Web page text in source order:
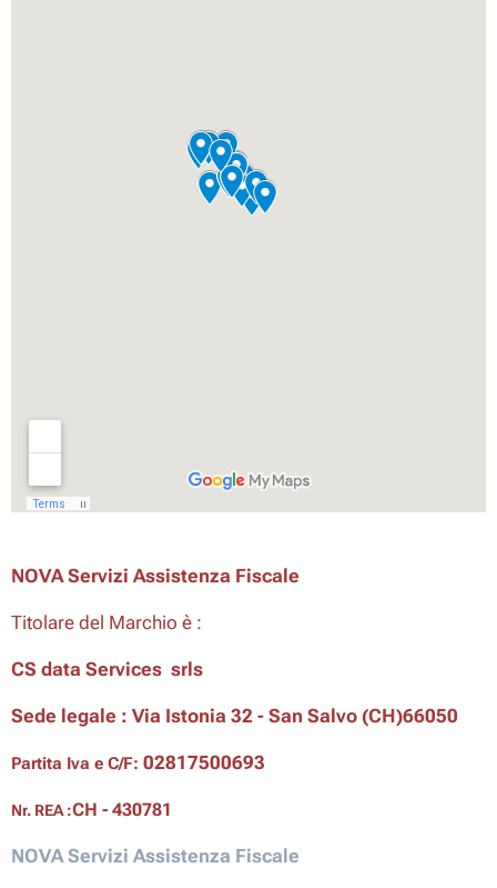
NOVA Servizi Assistenza Fiscale
Titolare del Marchio è :
CS data Services srls
Sede legale : Via Istonia 32 - San Salvo (CH)66050
Partita Iva e C/F: 02817500693
Nr. REA :CH - 430781
NOVA Servizi Assistenza Fiscale